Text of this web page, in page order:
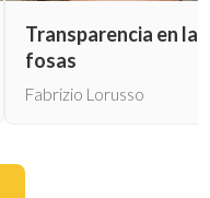
Transparencia en las
fosas
Fabrizio Lorusso